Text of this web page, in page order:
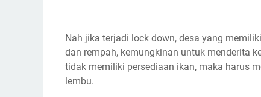
Nah jika terjadi lock down, desa yang
dan rempah, kemungkinan untuk menderita
tidak memiliki persediaan ikan, maka harus
lembu.